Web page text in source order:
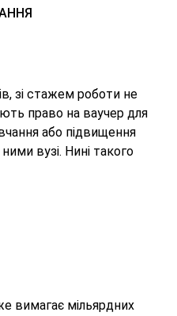
зі стажем роботи не
право на ваучер для
або підвищення
вузі. Нині такого
вимагає мільярдних